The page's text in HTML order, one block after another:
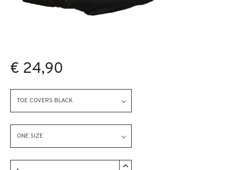
€ 24,90
TOE COVERS BLACK
ONE SIZE